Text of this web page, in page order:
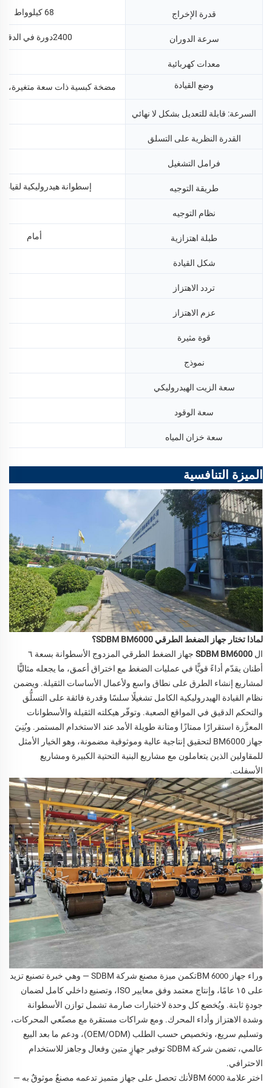
قدرة الإخراج 68 كيلوواط
سرعة الدوران 2400دورة في الدقيقة
معدات كهربائية
وضع القيادة مضخة كبسية ذات سعة متغيرة،
السرعة: قابلة للتعديل بشكل لا نهائي
القدرة النظرية على التسلق
فرامل التشغيل
طريقة التوجيه إسطوانة هيدروليكية لقيادة
نظام التوجيه
طبلة اهتزازية أمام
شكل القيادة
تردد الاهتزاز
عزم الاهتزاز
قوة مثيرة
نموذج
سعة الزيت الهيدروليكي
سعة الوقود
سعة خزان المياه
الميزة التنافسية
لماذا تختار جهاز الضغط الطرقي SDBM BM6000؟
ال SDBM BM6000
جهاز الضغط الطرقي المزدوج الأسطوانة بسعة ٦
أطنان يقدّم أداءً قويًّا في عمليات الضغط مع اختراق أعمق، ما يجعله مثاليًّا
لمشاريع إنشاء الطرق على نطاق واسع ولأعمال الأساسات الثقيلة. ويضمن
نظام القيادة الهيدروليكية الكامل تشغيلًا سلسًا وقدرة فائقة على التسلُّق
والتحكم الدقيق في المواقع الصعبة. وتوفّر هيكلته الثقيلة والأسطوانات
المعزَّزة استقرارًا ممتازًا ومتانة طويلة الأمد عند الاستخدام المستمر. وبُنِيَ
جهاز BM6000 لتحقيق إنتاجية عالية وموثوقية مضمونة، وهو الخيار الأمثل
للمقاولين الذين يتعاملون مع مشاريع البنية التحتية الكبيرة ومشاريع
الأسفلت.
وراء جهاز BM 6000
تكمن ميزة مصنع شركة SDBM — وهي خبرة تصنيع تزيد
على ١٥ عامًا، وإنتاج معتمد وفق معايير ISO، وتصنيع داخلي كامل لضمان
جودةٍ ثابتة. ويُخضع كل وحدة لاختبارات صارمة تشمل توازن الأسطوانة
وشدة الاهتزاز وأداء المحرك. ومع شراكات مستقرة مع مصنّعي المحركات،
وتسليم سريع، وتخصيص حسب الطلب (OEM/ODM)، ودعم ما بعد البيع
عالمي، تضمن شركة SDBM توفير جهازٍ متين وفعال وجاهز للاستخدام
الاحترافي.
اختر علامة BM 6000
لأنك تحصل على جهاز متميز تدعمه مصنعٌ موثوقٌ به —